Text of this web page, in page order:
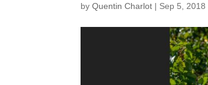
byQuentin Charlot | Sep 5, 2018